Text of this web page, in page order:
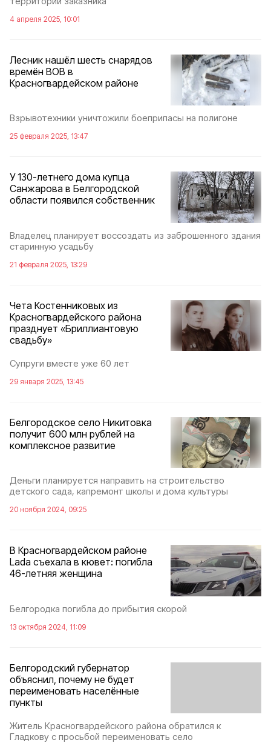
4 апреля 2025, 10:01
Лесник нашёл шесть снарядов
времён ВОВ в
Красногвардейском районе
Взрывотехники уничтожили боеприпасы на полигоне
25 февраля 2025, 13:47
У 130-летнего дома купца
Санжарова в Белгородской
области появился собственник
Владелец планирует воссоздать из заброшенного здания
старинную усадьбу
21 февраля 2025, 13:29
Чета Костенниковых из
Красногвардейского района
празднует «Бриллиантовую
свадьбу»
Супруги вместе уже 60 лет
29 января 2025, 13:45
Белгородское село Никитовка
получит 600 млн рублей на
комплексное развитие
Деньги планируется направить на строительство
детского сада, капремонт школы и дома культуры
20 ноября 2024, 09:25
В Красногвардейском районе
Lada съехала в кювет: погибла
46-летняя женщина
Белгородка погибла до прибытия скорой
13 октября 2024, 11:09
Белгородский губернатор
объяснил, почему не будет
переименовать населённые
пункты
Житель Красногвардейского района обратился к
Гладкову с просьбой переименовать село